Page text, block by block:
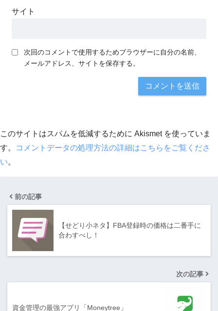
サイト
次回のコメントで使用するためブラウザーに自分の名前、
メールアドレス、サイトを保存する。
このサイトはスパムを低減するために Akismet を使っていま
す。
コメントデータの処理方法の詳細はこちらをご覧くださ
い。
前の記事
【せどり小ネタ】FBA登録時の価格は二番手に
合わすべし！
次の記事
資金管理の最強アプリ「Moneytree」